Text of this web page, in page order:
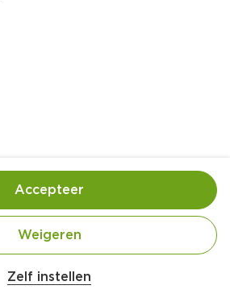
Bereiding
Zelf instellen
Weigeren
Accepteer